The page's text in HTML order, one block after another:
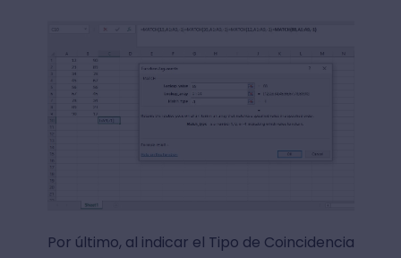
Por último, al indicar el Tipo de Coincidencia